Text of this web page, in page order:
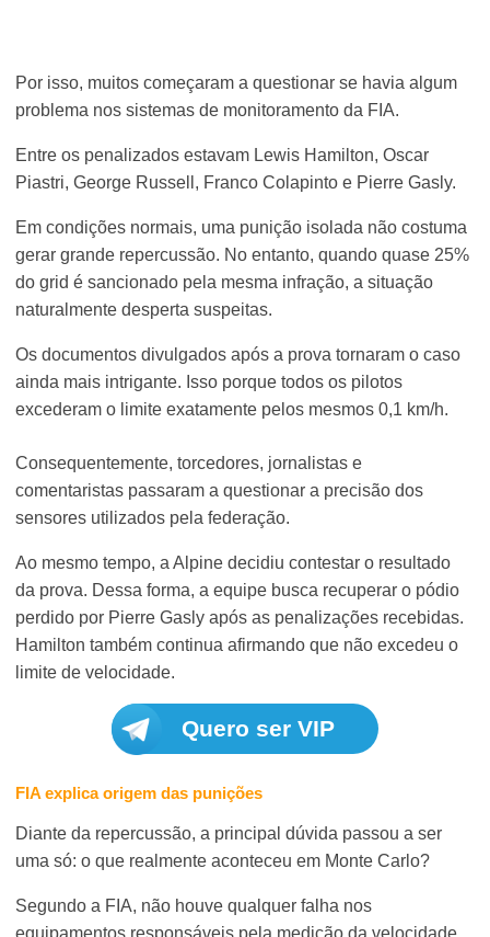
Por isso, muitos começaram a questionar se havia algum
problema nos sistemas de monitoramento da FIA.
Entre os penalizados estavam Lewis Hamilton, Oscar
Piastri, George Russell, Franco Colapinto e Pierre Gasly.
Em condições normais, uma punição isolada não costuma
gerar grande repercussão. No entanto, quando quase 25%
do grid é sancionado pela mesma infração, a situação
naturalmente desperta suspeitas.
Os documentos divulgados após a prova tornaram o caso
ainda mais intrigante. Isso porque todos os pilotos
excederam o limite exatamente pelos mesmos 0,1 km/h.
Consequentemente, torcedores, jornalistas e
comentaristas passaram a questionar a precisão dos
sensores utilizados pela federação.
Ao mesmo tempo, a Alpine decidiu contestar o resultado
da prova. Dessa forma, a equipe busca recuperar o pódio
perdido por Pierre Gasly após as penalizações recebidas.
Hamilton também continua afirmando que não excedeu o
limite de velocidade.
Quero ser VIP
FIA explica origem das punições
Diante da repercussão, a principal dúvida passou a ser
uma só: o que realmente aconteceu em Monte Carlo?
Segundo a FIA, não houve qualquer falha nos
equipamentos responsáveis pela medição da velocidade